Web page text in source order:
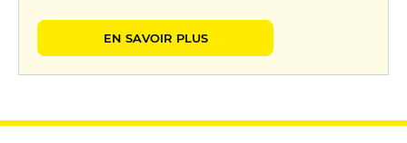
EN SAVOIR PLUS